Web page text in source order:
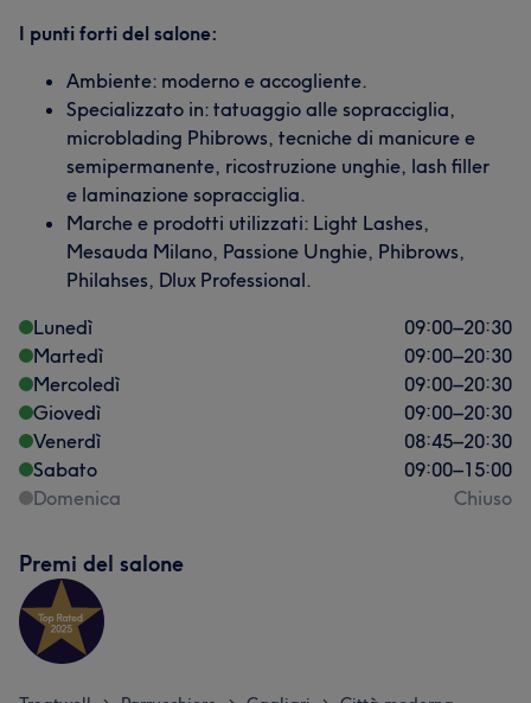
I punti forti del salone:
Ambiente: moderno e accogliente.
Specializzato in: tatuaggio alle sopracciglia,
microblading Phibrows, tecniche di manicure e
semipermanente, ricostruzione unghie, lash filler
e laminazione sopracciglia.
Marche e prodotti utilizzati: Light Lashes,
Mesauda Milano, Passione Unghie, Phibrows,
Philahses, Dlux Professional.
Lunedì
09:00–20:30
Martedì
09:00–20:30
Mercoledì
09:00–20:30
Giovedì
09:00–20:30
Venerdì
08:45–20:30
Sabato
09:00–15:00
Domenica
Chiuso
Premi del salone